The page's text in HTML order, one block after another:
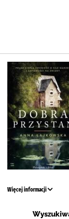
Więcej informacji